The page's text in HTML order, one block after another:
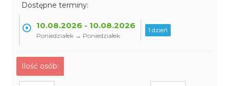
Dostępne terminy:
10.08.2026 - 10.08.2026
Poniedziałek → Poniedziałek
1 dzień
Ilość osób: